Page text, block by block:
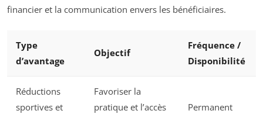
financier et la communication envers les bénéficiaires.
Type
d’avantage
Objectif
Fréquence /
Disponibilité
Réductions
sportives et
Favoriser la
pratique et l’accès
Permanent